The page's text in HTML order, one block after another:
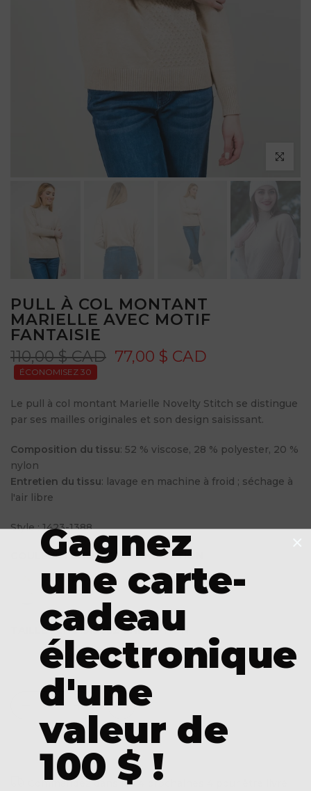
Cliquez
PULL À COL MONTANT
MARIELLE AVEC MOTIF
FANTAISIE
110,00 $ CAD 77,00 $ CAD
ÉCONOMISEZ 30
Le pull à col montant Marielle Novelty Stitch se distingue
par ses mailles originales et son design saisissant.
Composition du tissu: 52 % viscose, 28 % polyester, 20 %
nylon
Entretien du tissu: lavage en machine à froid ; séchage à
l'air libre
Style : 1423-1388
COULEUR :CHOISISSEZ UNE OPTION
TAILLE :CHOISISSEZ UNE OPTION
M XL
AJOUTER AU PANIER
Commandez dans les prochaines
Gagnez
une carte-
cadeau
électronique
d'une
valeur de
100 $ !